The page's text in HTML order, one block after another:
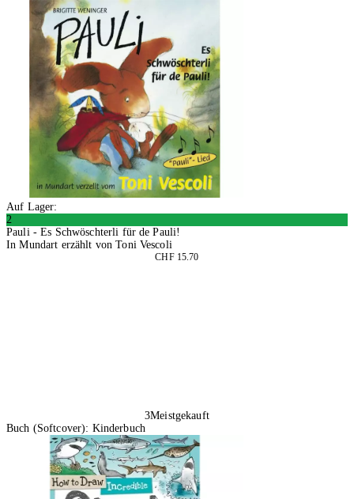
Auf Lager:
2
Pauli - Es Schwöschterli für de Pauli!
In Mundart erzählt von Toni Vescoli
CHF 15.70
3Meistgekauft
Buch (Softcover): Kinderbuch